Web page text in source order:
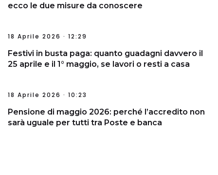
ecco le due misure da conoscere
18 Aprile 2026 · 12:29
Festivi in busta paga: quanto guadagni davvero il
25 aprile e il 1° maggio, se lavori o resti a casa
18 Aprile 2026 · 10:23
Pensione di maggio 2026: perché l’accredito non
sarà uguale per tutti tra Poste e banca